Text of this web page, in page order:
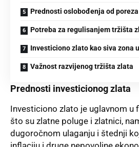
Prednosti oslobođenja od poreza
Potreba za regulisanjem tržišta
Investiciono zlato kao siva zona
Važnost razvijenog tržišta zlata
Prednosti investicionog zlata
Investiciono zlato je uglavnom u
što su zlatne poluge i zlatnici,
dugoročnom ulaganju i štednji